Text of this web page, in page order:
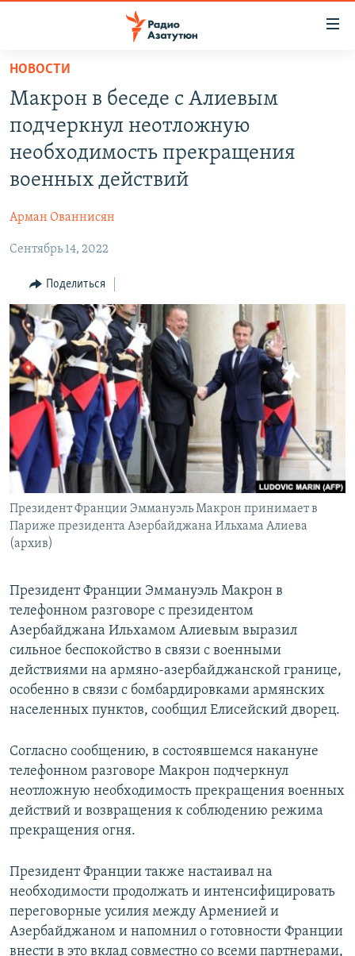
Перейти
основному
содержанию
Перейти
основной
Перейти
НОВОСТИ
ПОЛИТИКА
РЕГИОН
НАГОРНЫЙ КАРАБАХ
КУЛЬТУРА
СПОРТ
АРХИВ
Հայերեն
English
Русский
Все сайты Радио Азатутюн
НОВОСТИ
Макрон в беседе с Алиевым
подчеркнул неотложную
необходимость прекращения
военных действий
Арман Ованнисян
Сентябрь 14, 2022
Поделиться
Президент Франции Эммануэль Макрон принимает в
Париже президента Азербайджана Ильхама Алиева
(архив)
Президент Франции Эммануэль Макрон в
телефонном разговоре с президентом
Азербайджана Ильхамом Алиевым выразил
сильное беспокойство в связи с военными
действиями на армяно-азербайджанской границе,
особенно в связи с бомбардировками армянских
населенных пунктов, сообщил Елисейский дворец.
Согласно сообщению, в состоявшемся накануне
телефонном разговоре Макрон подчеркнул
неотложную необходимость прекращения военных
действий и возвращения к соблюдению режима
прекращения огня.
Президент Франции также настаивал на
необходимости продолжать и интенсифицировать
переговорные усилия между Арменией и
Азербайджаном и напомнил о готовности Франции
внести в это вклад совместно со всеми партнерами,